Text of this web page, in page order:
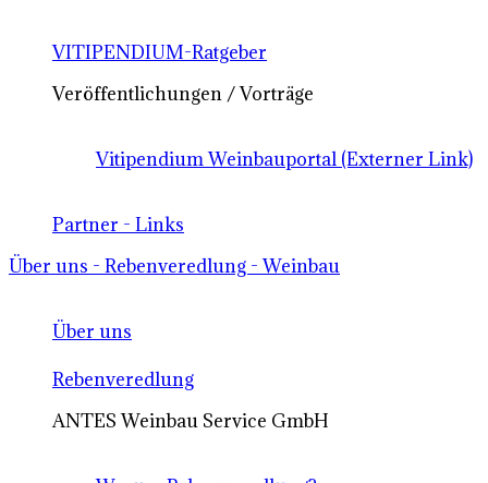
VITIPENDIUM-Ratgeber
Veröffentlichungen / Vorträge
Vitipendium Weinbauportal (Externer Link)
Partner - Links
Über uns - Rebenveredlung - Weinbau
Über uns
Rebenveredlung
ANTES Weinbau Service GmbH